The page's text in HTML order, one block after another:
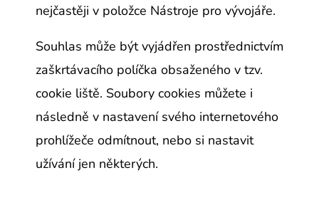
nejčastěji v položce Nástroje pro vývojáře.
Souhlas může být vyjádřen prostřednictvím
zaškrtávacího políčka obsaženého v tzv.
cookie liště. Soubory cookies můžete i
následně v nastavení svého internetového
prohlížeče odmítnout, nebo si nastavit
užívání jen některých.